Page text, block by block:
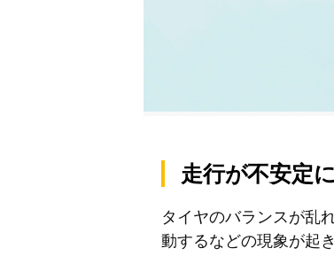
走行が不安定
タイヤのバランスが乱
動するなどの現象が起